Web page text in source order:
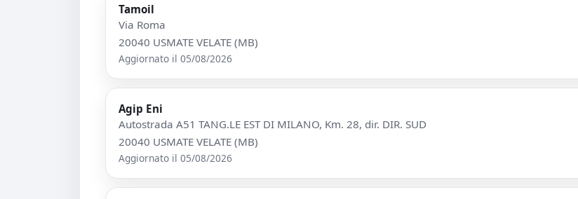
Tamoil
Via Roma
20040 USMATE VELATE (MB)
Aggiornato il 05/08/2026
Agip Eni
Autostrada A51 TANG.LE EST DI MILANO, Km. 28, dir. DIR. SUD
20040 USMATE VELATE (MB)
Aggiornato il 05/08/2026